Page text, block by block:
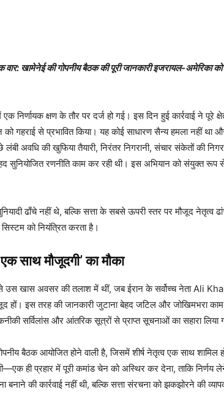
खामेनेई की गोपनीय बैठक की पूरी जानकारी इजरायल-अमेरिका
निर्णायक क्षण के तौर पर दर्ज हो गई। इस दिन हुई कार्रवाई ने पूरे
गहराई से प्रभावित किया। यह कोई साधारण सैन्य हमला नहीं था
अवधि की खुफिया तैयारी, निरंतर निगरानी, संचार संकेतों की
सुनियोजित रणनीति काम कर रही थी। इस अभियान को संयुक्त
ढाँचे नहीं थे, बल्कि सत्ता के सबसे ऊपरी स्तर पर मौजूद नेतृत्व
को नियंत्रित करता है।
साथ मौजूदगी’ का मौका
उस खास अवसर की तलाश में थीं, जब ईरान के सर्वोच्च नेता Ali
हों। इस तरह की जानकारी जुटाना बेहद जटिल और जोखिमभरा काम
सर्विलांस और आंतरिक सूत्रों से प्राप्त सूचनाओं का सहारा लिया
बैठक आयोजित होने वाली है, जिसमें शीर्ष नेतृत्व एक साथ शामिल
ही प्रहार में पूरी कमांड चेन को अस्थिर कर देना, ताकि निर्णय
बनाने की कार्रवाई नहीं थी, बल्कि सत्ता संरचना को झकझोरने की